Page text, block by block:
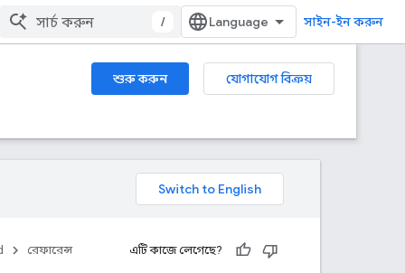
/ সাইন-ইন করুন
শুরু করুন যোগাযোগ বিক্রয়
রেফারেন্স এটি কাজে লেগেছে?